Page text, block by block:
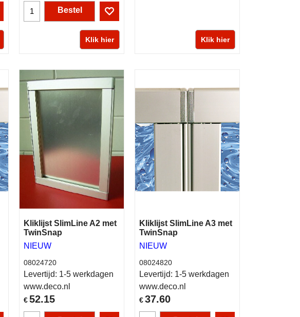
Bestel
Klik hier Klik hier
Kliklijst SlimLine A2 met
TwinSnap
NIEUW
€52.15
08024720
Levertijd: 1-5 werkdagen
www.deco.nl
Kliklijst SlimLine A3 met
TwinSnap
NIEUW
€37.60
08024820
Levertijd: 1-5 werkdagen
www.deco.nl